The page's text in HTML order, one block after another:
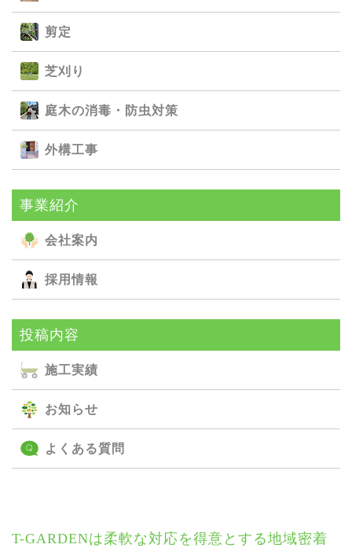
剪定
芝刈り
庭⽊の消毒・防⾍対策
外構⼯事
事業紹介
会社案内
採用情報
投稿内容
施⼯実績
お知らせ
よくある質問
T-GARDENは柔軟な対応を得意とする地域密着